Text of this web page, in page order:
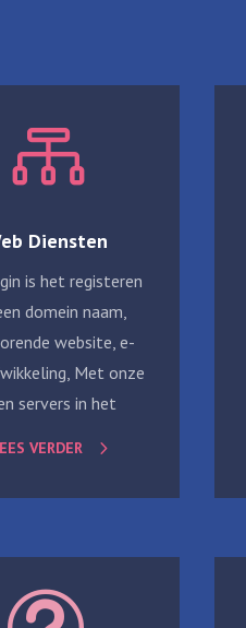

Diensten
is het registeren
domein naam,
website, e-
Met onze
servers in het
VERDER